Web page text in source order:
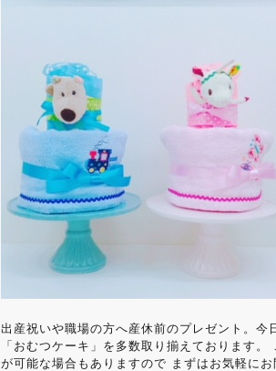
出産祝いや職場の方へ産休前のプレゼント。
「おむつケーキ」を多数取り揃えております
が可能な場合もありますので まずはお気軽に